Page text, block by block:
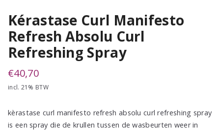
Kérastase Curl Manifesto
Refresh Absolu Curl
Refreshing Spray
€40,70
incl. 21% BTW
kèrastase curl manifesto refresh absolu curl refreshing spray
is een spray die de krullen tussen de wasbeurten weer in